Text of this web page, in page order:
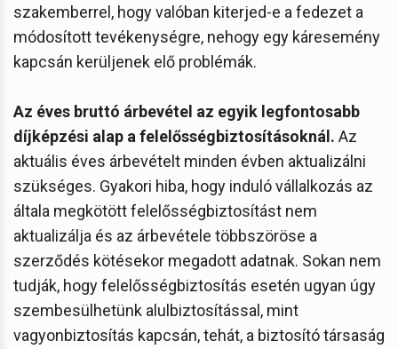
szakemberrel, hogy valóban kiterjed-e a fedezet a
módosított tevékenységre, nehogy egy káresemény
kapcsán kerüljenek elő problémák.
Az éves bruttó árbevétel az egyik legfontosabb
díjképzési alap a felelősségbiztosításoknál. Az
aktuális éves árbevételt minden évben aktualizálni
szükséges. Gyakori hiba, hogy induló vállalkozás az
általa megkötött felelősségbiztosítást nem
aktualizálja és az árbevétele többszöröse a
szerződés kötésekor megadott adatnak. Sokan nem
tudják, hogy felelősségbiztosítás esetén ugyan úgy
szembesülhetünk alulbiztosítással, mint
vagyonbiztosítás kapcsán, tehát, a biztosító társaság